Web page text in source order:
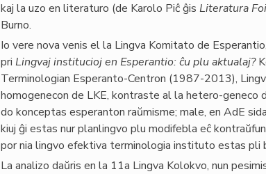
kaj la uzo en literaturo (de Karolo Piĉ ĝis Literatura
Burno.
Io vere nova venis el la Lingva Komitato de
pri Lingvaj institucioj en Esperantio: ĉu plu aktualaj?
Terminologian Esperanto-Centron (1987-2013),
homogenecon de LKE, kontraste al la hetero-geneco
do konceptas esperanton raŭmisme; male, en AdE
kiuj ĝi estas nur planlingvo plu modifebla eĉ
por nia lingvo efektiva terminologia instituto estas pli
La analizo daŭris en la 11a Lingva Kolokvo, nun